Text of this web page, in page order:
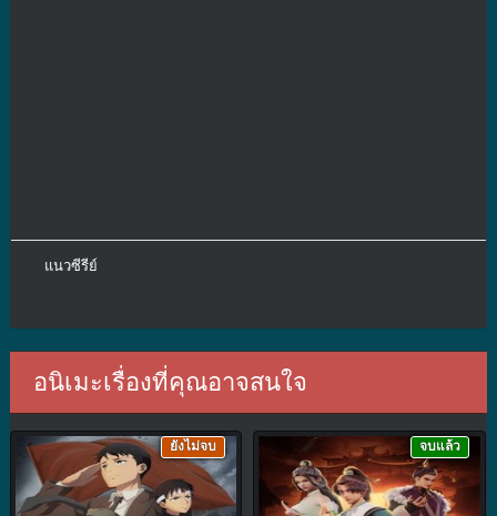
แนวซีรีย์
อนิเมะเรื่องที่คุณอาจสนใจ
ยังไม่จบ จบแล้ว